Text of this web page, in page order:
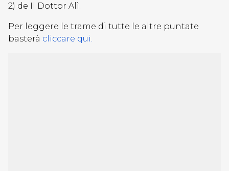
2) de Il Dottor Alì.
Per leggere le trame di tutte le altre puntate
basterà cliccare qui.